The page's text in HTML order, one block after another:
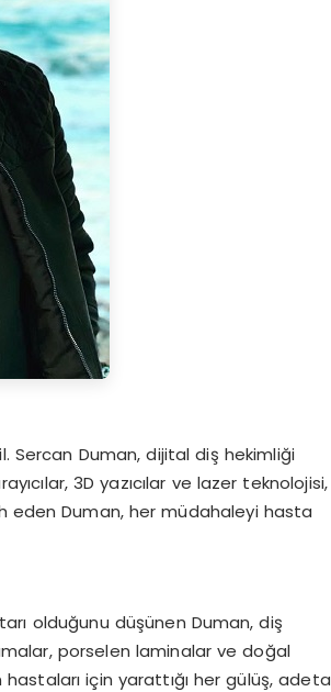
Sercan Duman, dijital diş hekimliği
3D yazıcılar ve lazer teknolojisi,
eden Duman, her müdahaleyi hasta
olduğunu düşünen Duman, diş
porselen laminalar ve doğal
için yarattığı her gülüş, adeta